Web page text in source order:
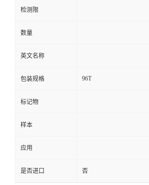
检测限
数量
英文名称
包装规格 96T
标记物
样本
应用
是否进口 否